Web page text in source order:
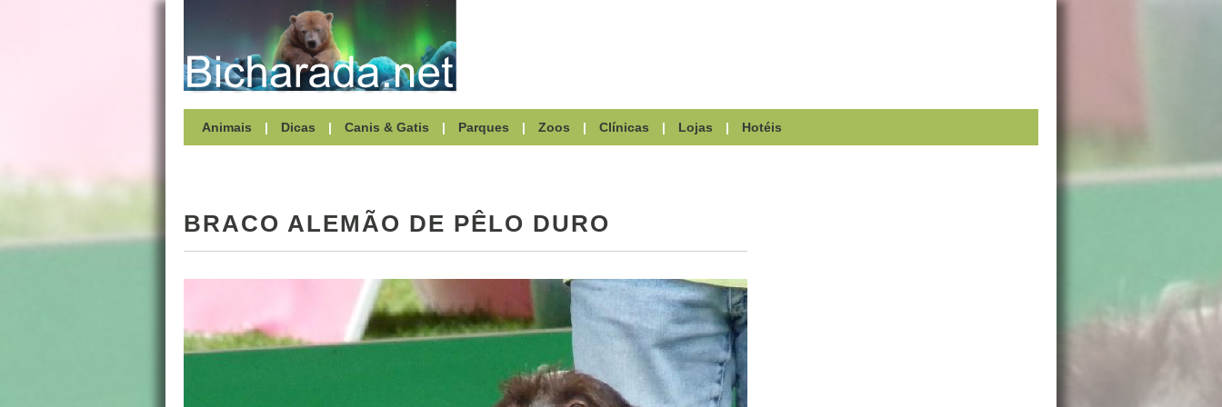
Animais | Dicas | Canis & Gatis | Parques | Zoos | Clínicas | Lojas | Hotéis
BRACO ALEMÃO DE PÊLO DURO